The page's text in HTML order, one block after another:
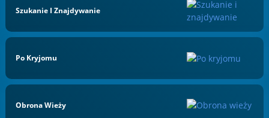
Szukanie I Znajdywanie
Po Kryjomu
Obrona Wieży